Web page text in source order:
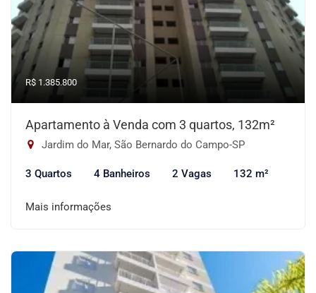
R$ 1.385.800
Apartamento à Venda com 3 quartos, 132m²
Jardim do Mar, São Bernardo do Campo-SP
3 Quartos 4 Banheiros 2 Vagas 132 m²
Mais informações